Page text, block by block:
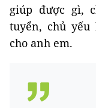
giúp được gì,
tuyển, chủ yếu
cho anh em.